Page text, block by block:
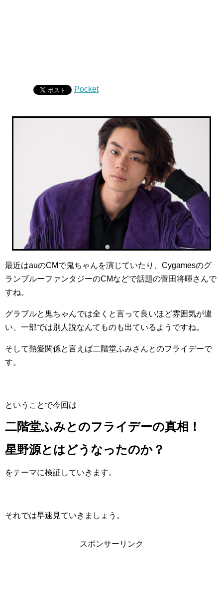
Pocket
最近はauのCMで鬼ちゃんを演じていたり、Cygamesのグ
ランブルーファンタジーのCMなどで話題の菅田将暉さんで
すね。
グラブルと鬼ちゃんでは全くと言って良いほど雰囲気が違
い、一部では別人説なんてものも出ているようですね。
そして熱愛関係と言えば二階堂ふみさんとのフライデーで
す。
ということで今回は
二階堂ふみとのフライデーの真相！
星野源とはどうなったのか？
をテーマに検証していきます。
それでは早速見ていきましょう。
スポンサーリンク